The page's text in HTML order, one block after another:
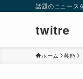
話題のニュース
twitre
ホーム 芸能